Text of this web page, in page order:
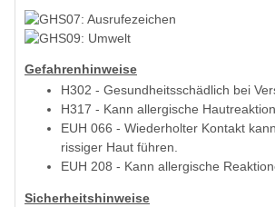
Gefahrenhinweise
H302 - Gesundheitsschädlich bei
H317 - Kann allergische
EUH 066 - Wiederholter Kontakt
rissiger Haut führen.
EUH 208 - Kann allergische
Sicherheitshinweise